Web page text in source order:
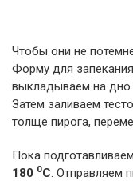
Чтобы они не
Форму для
выкладываем на дно
Затем заливаем
толще пирога,
Пока
180 0С. Отправляем